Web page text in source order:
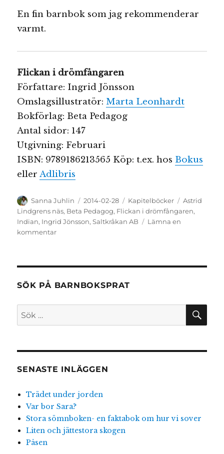
En fin barnbok som jag rekommenderar
varmt.
Flickan i drömfångaren
Författare: Ingrid Jönsson
Omslagsillustratör: Marta Leonhardt
Bokförlag: Beta Pedagog
Antal sidor: 147
Utgivning: Februari
ISBN: 9789186213565 Köp: t.ex. hos Bokus
ellerAdlibris
Författare
Sanna Juhlin
Publicerat
den
2014-02-28 Kategorier
Kapitelböcker Etiketter
Astrid
Lindgrens näs, Beta Pedagog, Flickan i drömfångaren,
Indian, Ingrid Jönsson,Saltkråkan AB
Lämna en
kommentartill
SÖK PÅ BARNBOKSPRAT
SENASTE INLÄGGEN
Trädet under jorden
Var bor Sara?
Stora sömnboken- en faktabok om hur vi sover
Liten och jättestora skogen
Påsen